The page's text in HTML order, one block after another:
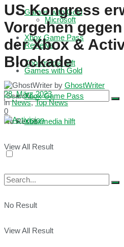
Games with Gold
Xbox Game Pass
Xboxmedia hilft
No Result
View All Result
Microsoft
Reviews
Games with Gold
Xbox Game Pass
Xboxmedia hilft
No Result
View All Result
US Kongress
Vorgehen
der Xbox &
Blockade
by GhostWriter
28. März 2023
in News,Top News
0